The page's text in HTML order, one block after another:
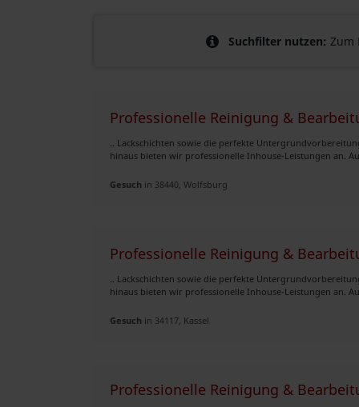
Suchfilter nutzen: Zum
Professionelle Reinigung &
.. Lackschichten sowie die perfekte
hinaus bieten wir professionelle Inhouse-Leistungen an.
Gesuch in 38440, Wolfsburg
Professionelle Reinigung &
.. Lackschichten sowie die perfekte
hinaus bieten wir professionelle Inhouse-Leistungen an.
Gesuch in 34117, Kassel
Professionelle Reinigung &